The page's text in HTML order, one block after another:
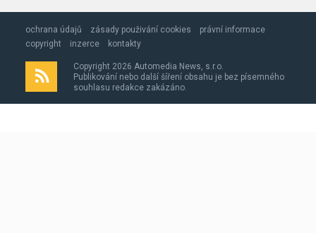
ochrana údajů zásady použivání cookies
právní informace
copyright
inzerce kontakty
Copyright 2026 Automedia News, s.r.o.
Publikování nebo další šíření obsahu je bez písemného
souhlasu redakce zakázáno.